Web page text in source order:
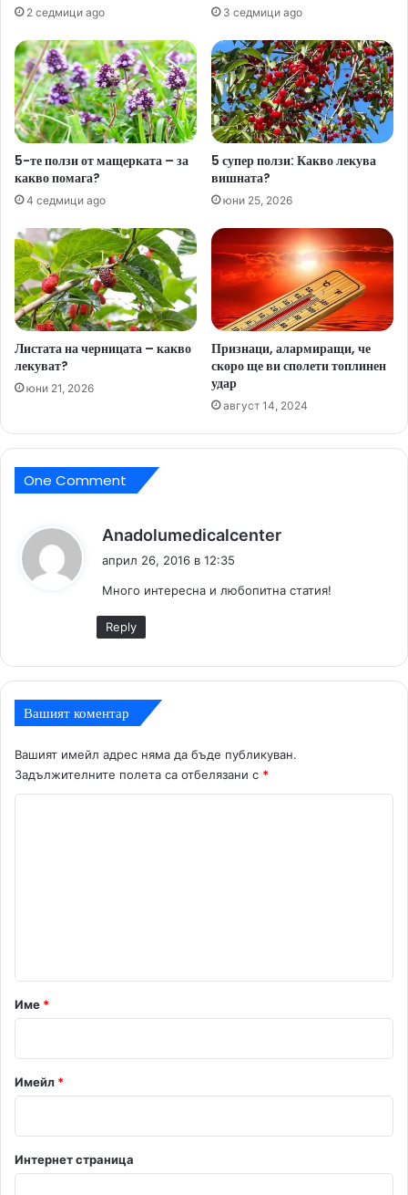
2 седмици ago 3 седмици ago
5-те ползи от мащерката – за
какво помага?
4 седмици ago
5 супер ползи: Какво лекува
вишната?
юни 25, 2026
Листата на черницата – какво
лекуват?
юни 21, 2026
Признаци, алармиращи, че
скоро ще ви сполети топлинен
удар
август 14, 2024
One Comment
Anadolumedicalcenter
а
април 26, 2016 в 12:35
Много интересна и любопитна статия!
Reply
Вашият коментар
Вашият имейл адрес няма да бъде публикуван.
Задължителните полета са отбелязани с *
р
:
*
Име *
Имейл *
Интернет страница